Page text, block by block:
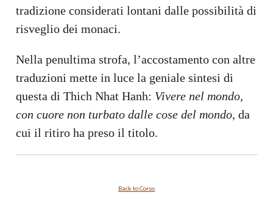
tradizione considerati lontani dalle possibilità di
risveglio dei monaci.
Nella penultima strofa, l’accostamento con altre
traduzioni mette in luce la geniale sintesi di
questa di Thich Nhat Hanh: Vivere nel mondo,
con cuore non turbato dalle cose del mondo, da
cui il ritiro ha preso il titolo.
Back to Corso